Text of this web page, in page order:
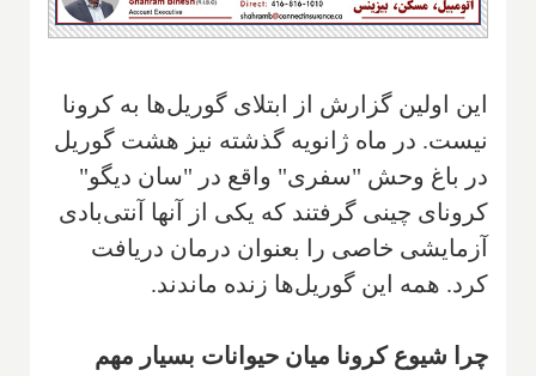
این اولین گزارش از ابتلای گوریل‌ها به کرونا
نیست. در ماه ژانویه گذشته نیز هشت گوریل
در باغ وحش "سفری" واقع در "سان دیگو"
کرونای چینی گرفتند که یکی از آنها آنتی‌بادی
آزمایشی خاصی را بعنوان درمان دریافت
کرد. همه این گوریل‌ها زنده ماندند.
چرا شیوع کرونا میان حیوانات بسیار مهم